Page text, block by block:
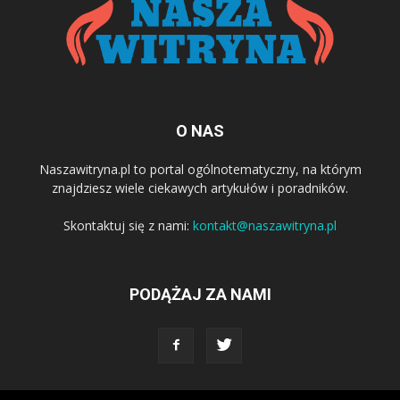
O NAS
Naszawitryna.pl to portal ogólnotematyczny, na którym
znajdziesz wiele ciekawych artykułów i poradników.
Skontaktuj się z nami: kontakt@naszawitryna.pl
PODĄŻAJ ZA NAMI